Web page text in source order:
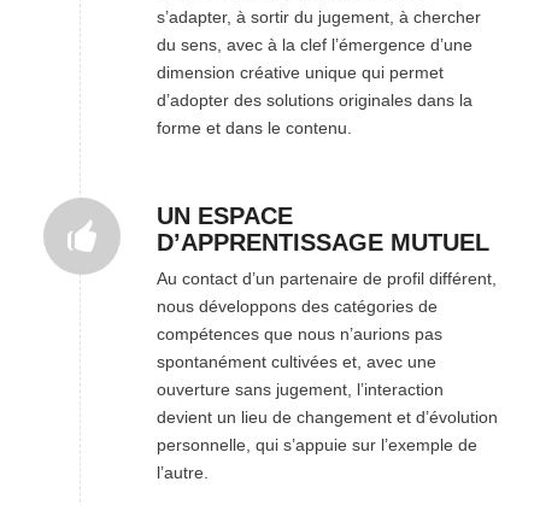
s’adapter, à sortir du jugement, à chercher
du sens, avec à la clef l’émergence d’une
dimension créative unique qui permet
d’adopter des solutions originales dans la
forme et dans le contenu.
UN ESPACE
D’APPRENTISSAGE MUTUEL
Au contact d’un partenaire de profil différent,
nous développons des catégories de
compétences que nous n’aurions pas
spontanément cultivées et, avec une
ouverture sans jugement, l’interaction
devient un lieu de changement et d’évolution
personnelle, qui s’appuie sur l’exemple de
l’autre.